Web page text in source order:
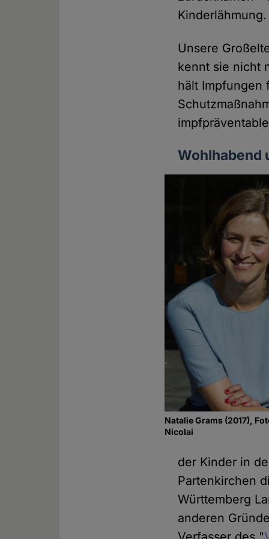
Kinderlähmung.
Unsere
kennt sie nicht
hält Impfungen
Wohlhabend
Natalie Grams (2017),
Nicolai
der Kinder in
Partenkirchen
Württemberg
anderen